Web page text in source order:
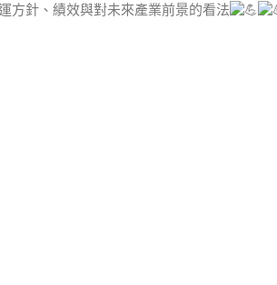
方針、績效與對未來產業前景的看法